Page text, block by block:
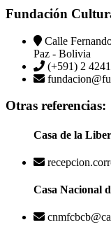
Fundación
Calle
Paz - Bolivia
(+591) 2
Otras referencias:
Casa de la
Casa Nacional